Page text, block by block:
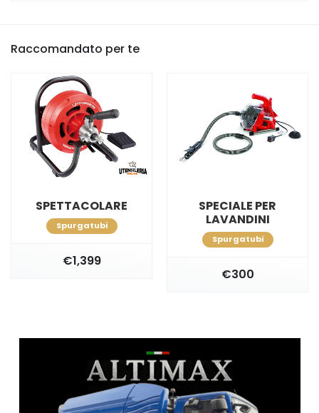
Raccomandato per te
SPETTACOLARE
Spurgatubi
€1,399
SPECIALE PER
LAVANDINI
Spurgatubi
€300